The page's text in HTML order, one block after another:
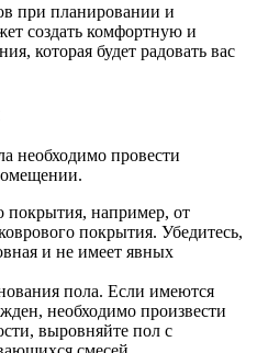
при планировании и
создать комфортную и
которая будет радовать вас
необходимо провести
покрытия, например, от
покрытия. Убедитесь,
и не имеет явных
пола. Если имеются
необходимо произвести
выровняйте пол с